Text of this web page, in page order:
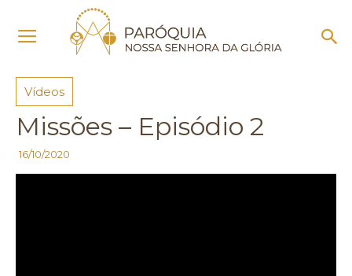
Vídeos
Vídeos
Missões – Episódio 2
16/10/2020